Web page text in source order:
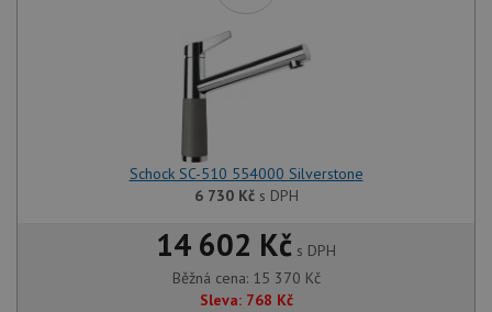
Schock SC-510 554000 Silverstone
6 730 Kčs DPH
14 602 Kč s DPH
Běžná cena: 15 370 Kč
Sleva: 768 Kč